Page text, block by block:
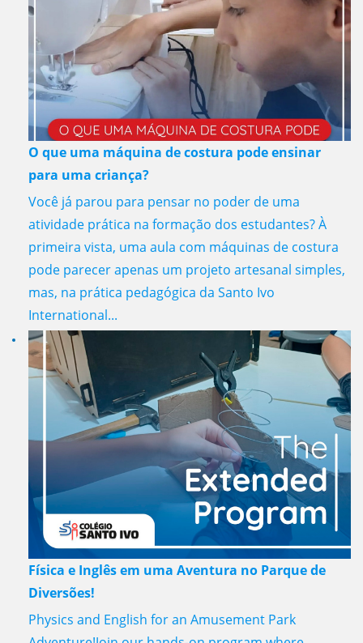
O que uma máquina de costura pode ensinar
para uma criança?
Você já parou para pensar no poder de uma
atividade prática na formação dos estudantes? À
primeira vista, uma aula com máquinas de costura
pode parecer apenas um projeto artesanal simples,
mas, na prática pedagógica da Santo Ivo
International...
Física e Inglês em uma Aventura no Parque de
Diversões!
Physics and English for an Amusement Park